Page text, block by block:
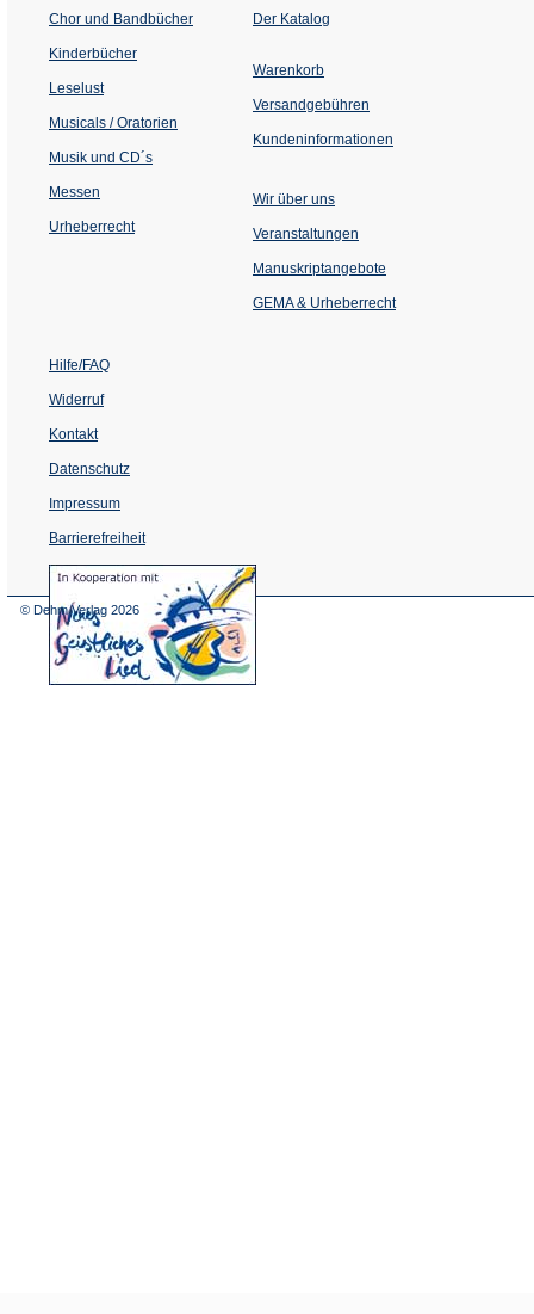
Chor und Bandbücher
Kinderbücher
Leselust
Musicals / Oratorien
Musik und CD´s
Messen
Urheberrecht
Der Katalog
Warenkorb
Versandgebühren
Kundeninformationen
Wir über uns
Veranstaltungen
einem
Tab)
Manuskriptangebote
GEMA & Urheberrecht
Hilfe/FAQ
Widerruf
Kontakt
Datenschutz
Impressum
Barrierefreiheit
(Öffnet
in
© Dehm Verlag 2026